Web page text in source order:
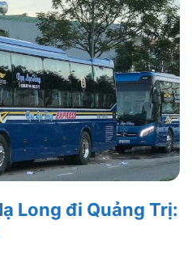
Long đi Quảng Trị: